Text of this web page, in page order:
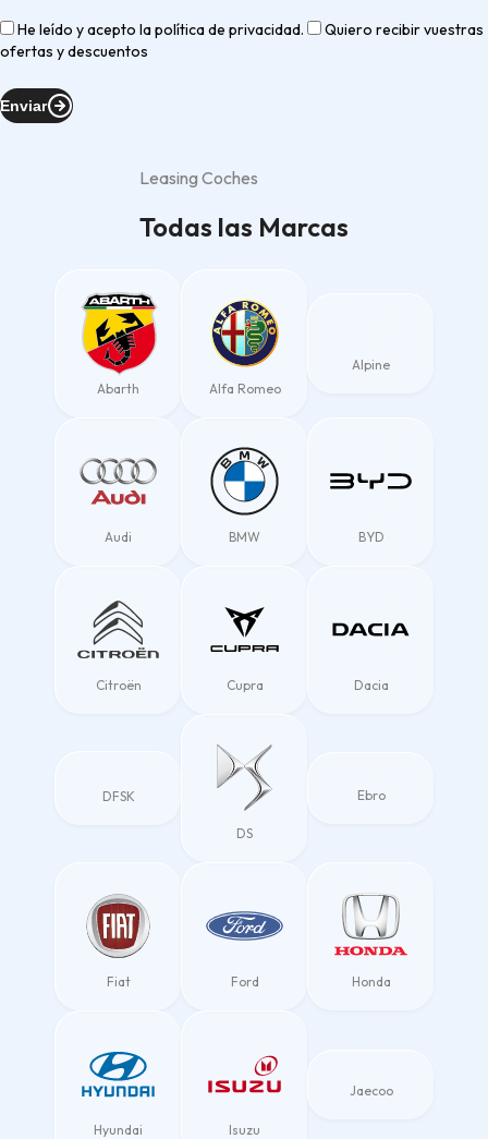
He leído y acepto lapolítica de privacidad.
Quiero recibir vuestras
ofertas y descuentos
Enviar
Leasing Coches
Todas las Marcas
Abarth Alfa Romeo
Alpine
Audi BMW BYD
Citroën Cupra Dacia
DFSK
DS
Ebro
Fiat Ford Honda
Hyundai Isuzu
Jaecoo